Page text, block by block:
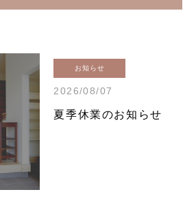
お知らせ
2026/08/07
夏季休業のお知らせ